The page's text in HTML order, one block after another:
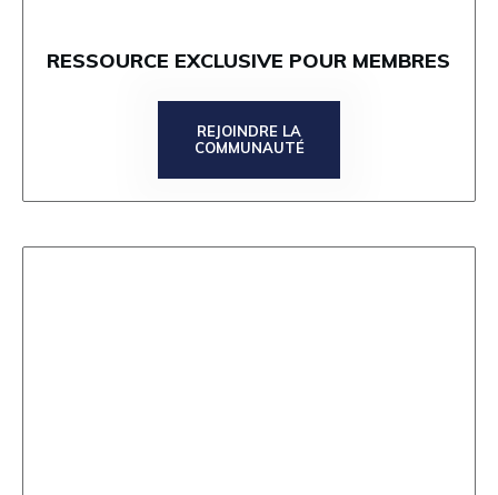
RESSOURCE EXCLUSIVE POUR MEMBRES
REJOINDRE LA
COMMUNAUTÉ